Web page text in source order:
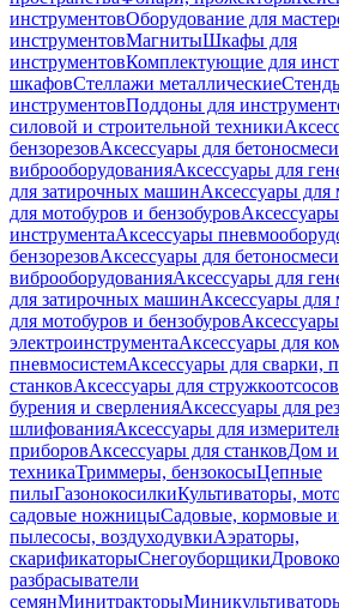
инструментовОборудование для
инструментовМагнитыШкафы для
инструментовКомплектующие для
шкафовСтеллажи металлические
инструментовПоддоны для
силовой и строительной техники
бензорезовАксессуары для
виброоборудованияАксессуары для
для затирочных машинАксессуары для
для мотобуров и бензобуров
инструментаАксессуары
бензорезовАксессуары для
виброоборудованияАксессуары для
для затирочных машинАксессуары для
для мотобуров и бензобуров
электроинструментаАксессуары для
пневмосистемАксессуары для сварки,
станковАксессуары для стружкоотсосов
бурения и сверленияАксессуары для
шлифованияАксессуары для
приборовАксессуары для станковДом и
техникаТриммеры, бензокосыЦепные
пилыГазонокосилкиКультиваторы,
садовые ножницыСадовые, кормовые
пылесосы, воздуходувкиАэраторы,
скарификаторыСнегоуборщики
разбрасыватели
семянМинитракторы